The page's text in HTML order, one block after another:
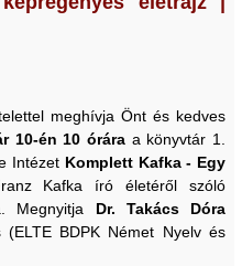
meghívja Önt és kedves
10-én 10 órára a könyvtár 1.
Intézet Komplett Kafka - Egy
Kafka író életéről szóló
​​Megnyitja Dr. Takács Dóra
(ELTE BDPK Német Nyelv és